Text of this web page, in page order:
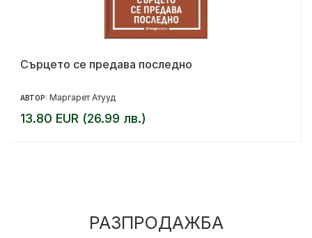
Сърцето се предава последно
АВТОР: Маргарет Атууд
13.80 EUR (26.99 лв.)
РАЗПРОДАЖБА